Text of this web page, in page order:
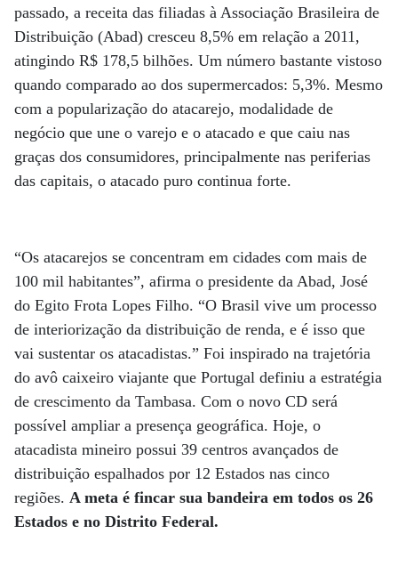
passado, a receita das filiadas à Associação Brasileira de
Distribuição (Abad) cresceu 8,5% em relação a 2011,
atingindo R$ 178,5 bilhões. Um número bastante vistoso
quando comparado ao dos supermercados: 5,3%. Mesmo
com a popularização do atacarejo, modalidade de
negócio que une o varejo e o atacado e que caiu nas
graças dos consumidores, principalmente nas periferias
das capitais, o atacado puro continua forte.
“Os atacarejos se concentram em cidades com mais de
100 mil habitantes”, afirma o presidente da Abad, José
do Egito Frota Lopes Filho. “O Brasil vive um processo
de interiorização da distribuição de renda, e é isso que
vai sustentar os atacadistas.” Foi inspirado na trajetória
do avô caixeiro viajante que Portugal definiu a estratégia
de crescimento da Tambasa. Com o novo CD será
possível ampliar a presença geográfica. Hoje, o
atacadista mineiro possui 39 centros avançados de
distribuição espalhados por 12 Estados nas cinco
regiões. A meta é fincar sua bandeira em todos os 26
Estados e no Distrito Federal.